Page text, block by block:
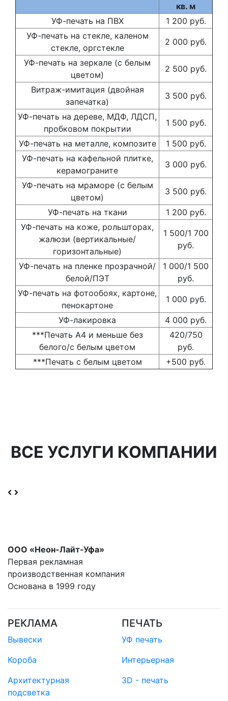
кв. м
УФ-печать на ПВХ
1 200 руб.
УФ-печать на стекле, каленом
стекле, оргстекле
2 000 руб.
УФ-печать на зеркале (с белым
цветом)
2 500 руб.
Витраж-имитация (двойная
запечатка)
3 500 руб.
УФ-печать на дереве, МДФ, ЛДСП,
пробковом покрытии
1 500 руб.
УФ-печать на металле, композите
1 500 руб.
УФ-печать на кафельной плитке,
керамограните
3 000 руб.
УФ-печать на мраморе (с белым
цветом)
3 500 руб.
УФ-печать на ткани
1 200 руб.
УФ-печать на коже, рольшторах,
жалюзи (вертикальные/
горизонтальные)
1 500/1 700
руб.
УФ-печать на пленке прозрачной/
белой/ПЭТ
1 000/1 500
руб.
УФ-печать на фотообоях, картоне,
пенокартоне
1 000 руб.
УФ-лакировка
4 000 руб.
***Печать А4 и меньше без
белого/с белым цветом
420/750
руб.
***Печать с белым цветом
+500 руб.
ВСЕ УСЛУГИ КОМПАНИИ
ООО «Неон-Лайт-Уфа»
Первая рекламная
производственная компания
Основана в 1999 году
РЕКЛАМА
Вывески
Короба
Архитектурная
подсветка
ПЕЧАТЬ
УФ печать
Интерьерная
3D - печать